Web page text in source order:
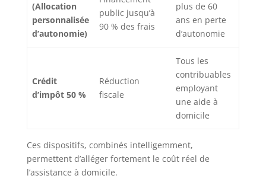
(Allocation
personnalisée
d’autonomie)
public jusqu’à
90 % des frais
plus de 60
ans en perte
d’autonomie
Crédit
d’impôt 50 %
Réduction
fiscale
Tous les
contribuables
employant
une aide à
domicile
Ces dispositifs, combinés intelligemment,
permettent d’alléger fortement le coût réel de
l’assistance à domicile.